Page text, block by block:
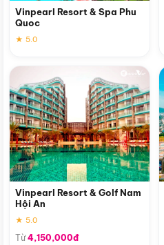
Vinpearl Resort & Spa Phu
Quoc
★ 5.0
Vinpearl Resort & Golf Nam
Hội An
★ 5.0
Từ4,150,000đ